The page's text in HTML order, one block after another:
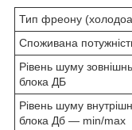
Тип фреону
Споживана
Рівень шуму
блока ДБ
Рівень шуму
блока Дб — min/max